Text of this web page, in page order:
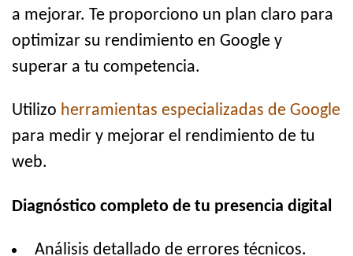
a mejorar. Te proporciono un plan claro para
optimizar su rendimiento en Google y
superar a tu competencia.
Utilizo herramientas especializadas de Google
para medir y mejorar el rendimiento de tu
web.
Diagnóstico completo de tu presencia digital
Análisis detallado de errores técnicos.